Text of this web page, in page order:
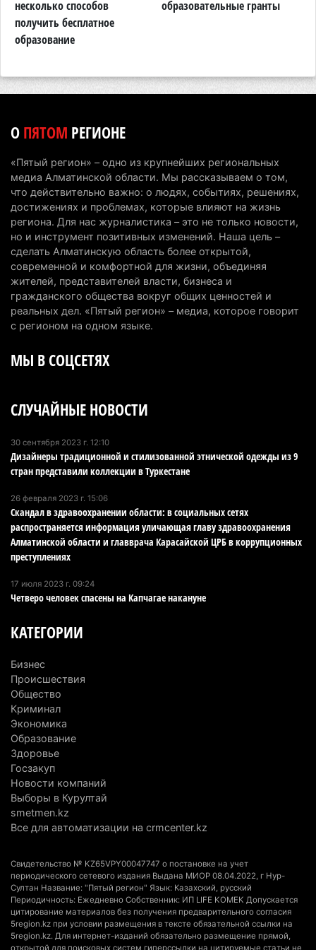
последнее слово
6 августа 2026 г. 17:04
тарифы
Сильнейшие дзюдоисты мира приехали на
6 августа 2026 г. 12:12
Первый раз с ИИ в первый класс: казахстанских
первоклассников начнут учить искусственному
интеллекту
6 августа 2026 г. 10:47
Казахстанцы назвали доход, при котором не
считают себя бедными
6 августа 2026 г. 09:52
Пожар в Аксайском ущелье под Алматы
полностью ликвидирован спустя три дня
в Алматинской области
5 августа 2026 г. 17:06 218
мировом рейтинге благополучия
5 августа 2026 г. 13:55 284
Казахстан может начать выпуск экологичного
запустят в Алатау
Туриста с тяжелыми травмами эвакуировали в
горах Алматинской области после камнепада
5 августа 2026 г. 11:23
Хозяина собак, едва не загрызших ребенка в
Алматинской области, судят спустя год после
трагедии
5 августа 2026 г. 09:17
В Алматинской области запустят производство
катеров для Formula-1 H2O и откроют академию
пилотов
В Alatau City Authority назначили нового
директора по коммуникациям
4 августа 2026 г. 20:22 118
Партия «Әділет» предложила превратить
несколько способов
получить бесплатное
образование
образовательные гранты
ОПЯТОМ РЕГИОНЕ
«Пятый регион» – одно из крупнейших региональных
медиа Алматинской области. Мы рассказываем о том,
что действительно важно: о людях, событиях, решениях,
достижениях и проблемах, которые влияют на жизнь
региона. Для нас журналистика – это не только новости,
но и инструмент позитивных изменений. Наша цель –
сделать Алматинскую область более открытой,
современной и комфортной для жизни, объединяя
жителей, представителей власти, бизнеса и
гражданского общества вокруг общих ценностей и
реальных дел. «Пятый регион» – медиа, которое говорит
с регионом на одном языке.
МЫ В СОЦСЕТЯХ
СЛУЧАЙНЫЕ НОВОСТИ
30 сентября 2023 г. 12:10
Дизайнеры традиционной и стилизованной этнической одежды из 9
стран представили коллекции в Туркестане
26 февраля 2023 г. 15:06
Скандал в здравоохранении области: в социальных сетях
распространяется информация уличающая главу здравоохранения
Алматинской области и главврача Карасайской ЦРБ в коррупционных
преступлениях
17 июля 2023 г. 09:24
Четверо человек спасены на Капчагае накануне
КАТЕГОРИИ
Бизнес
Происшествия
Общество
Криминал
Экономика
Образование
Здоровье
Госзакуп
Новости компаний
Выборы в Курултай
smetmen.kz
Все для автоматизации на crmcenter.kz
Свидетельство № KZ65VPY00047747 о постановке на учет
периодического сетевого издания Выдана МИОР 08.04.2022, г Нур-
Султан Название: "Пятый регион" Язык: Казахский, русский
Периодичность: Ежедневно Собственник: ИП LIFE KOMEK Допускается
цитирование материалов без получения предварительного согласия
5region.kz при условии размещения в тексте обязательной ссылки на
5region.kz. Для интернет-изданий обязательно размещение прямой,
открытой для поисковых систем гиперссылки на цитируемые статьи не